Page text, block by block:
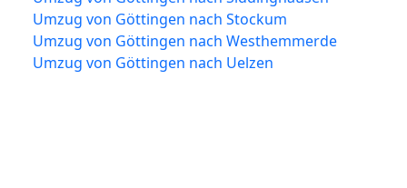
Umzug von Göttingen nach Stockum
Umzug von Göttingen nach Westhemmerde
Umzug von Göttingen nach Uelzen